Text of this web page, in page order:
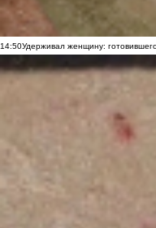
14:50Удерживал женщину: